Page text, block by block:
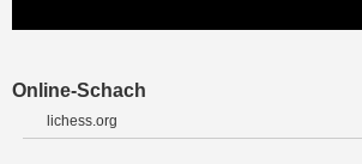
Online-Schach
lichess.org